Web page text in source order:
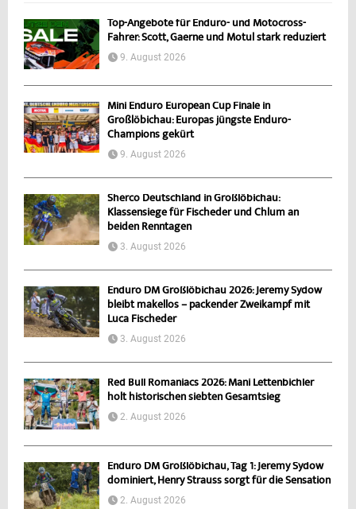
Top-Angebote für Enduro- und Motocross-
Fahrer: Scott, Gaerne und Motul stark reduziert
9. August 2026
Mini Enduro European Cup Finale in
Großlöbichau: Europas jüngste Enduro-
Champions gekürt
9. August 2026
Sherco Deutschland in Großlöbichau:
Klassensiege für Fischeder und Chlum an
beiden Renntagen
3. August 2026
Enduro DM Großlöbichau 2026: Jeremy Sydow
bleibt makellos – packender Zweikampf mit
Luca Fischeder
3. August 2026
Red Bull Romaniacs 2026: Mani Lettenbichler
holt historischen siebten Gesamtsieg
2. August 2026
Enduro DM Großlöbichau, Tag 1: Jeremy Sydow
dominiert, Henry Strauss sorgt für die Sensation
2. August 2026